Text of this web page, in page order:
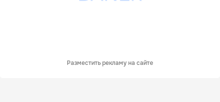
Разместить рекламу на сайте